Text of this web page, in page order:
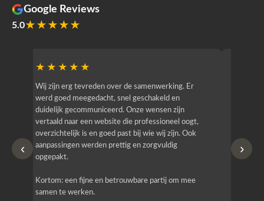
Google Reviews
5.0★★★★★
‹
★★★★★
Wij zijn erg tevreden over de samenwerking. Er
werd goed meegedacht, snel geschakeld en
duidelijk gecommuniceerd. Onze wensen zijn
vertaald naar een website die professioneel oogt,
overzichtelijk is en goed past bij wie wij zijn. Ook
aanpassingen werden prettig en zorgvuldig
opgepakt.
Kortom: een fijne en betrouwbare partij om mee
samen te werken.
›